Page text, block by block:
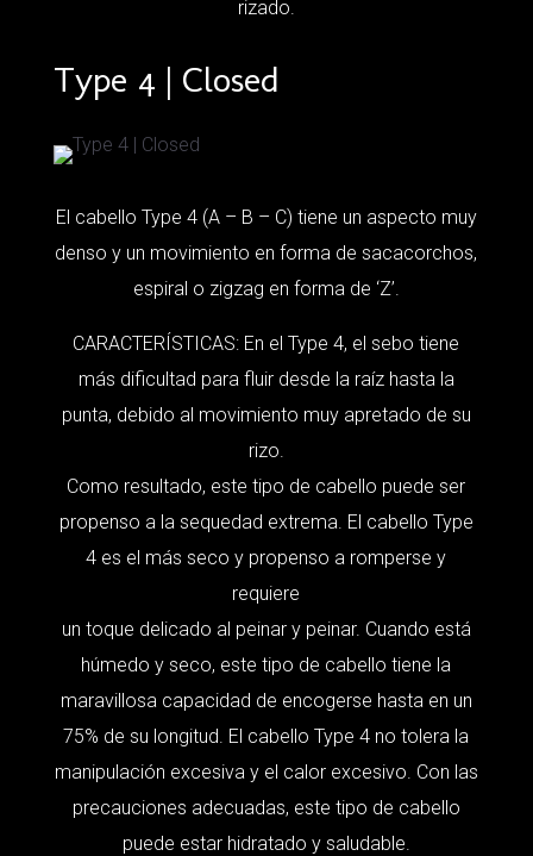
rizado.
Type 4 | Closed
El cabello Type 4 (A – B – C) tiene un aspecto muy
denso y un movimiento en forma de sacacorchos,
espiral o zigzag en forma de ‘Z’.
CARACTERÍSTICAS: En el Type 4, el sebo tiene
más dificultad para fluir desde la raíz hasta la
punta, debido al movimiento muy apretado de su
rizo.
Como resultado, este tipo de cabello puede ser
propenso a la sequedad extrema. El cabello Type
4 es el más seco y propenso a romperse y
requiere
un toque delicado al peinar y peinar. Cuando está
húmedo y seco, este tipo de cabello tiene la
maravillosa capacidad de encogerse hasta en un
75% de su longitud. El cabello Type 4 no tolera la
manipulación excesiva y el calor excesivo. Con las
precauciones adecuadas, este tipo de cabello
puede estar hidratado y saludable.